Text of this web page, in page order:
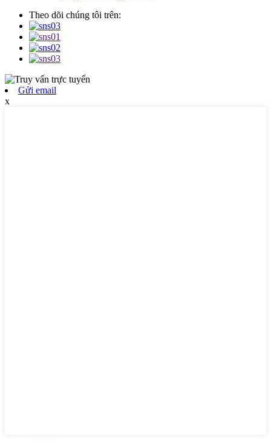
Theo dõi chúng tôi trên:
Gửi email
x